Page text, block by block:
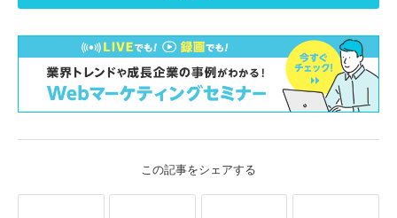
この記事をシェアする